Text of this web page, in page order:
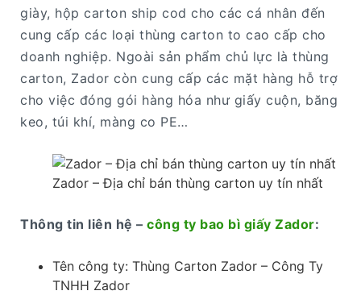
giày, hộp carton ship cod cho các cá nhân đến
cung cấp các loại thùng carton to cao cấp cho
doanh nghiệp. Ngoài sản phẩm chủ lực là thùng
carton, Zador còn cung cấp các mặt hàng hỗ trợ
cho việc đóng gói hàng hóa như giấy cuộn, băng
keo, túi khí, màng co PE…
Zador – Địa chỉ bán thùng carton uy tín nhất
Thông tin liên hệ – công ty bao bì giấy Zador:
Tên công ty: Thùng Carton Zador – Công Ty
TNHH Zador